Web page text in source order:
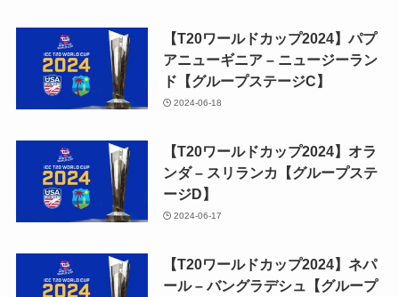
【T20ワールドカップ2024】パプ
アニューギニア – ニュージーラン
ド【グループステージC】
2024-06-18
【T20ワールドカップ2024】オラ
ンダ – スリランカ【グループステ
ージD】
2024-06-17
【T20ワールドカップ2024】ネパ
ール – バングラデシュ【グループ